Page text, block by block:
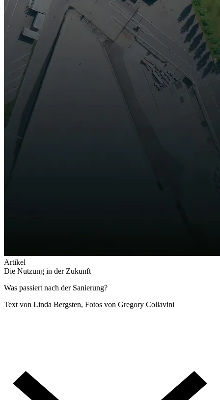
Artikel
Die Nutzung in der Zukunft
Was passiert nach der Sanierung?
Text von Linda Bergsten, Fotos von Gregory Collavini